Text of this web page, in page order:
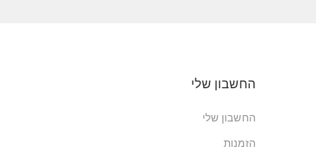
החשבון שלי
החשבון שלי
הזמנות